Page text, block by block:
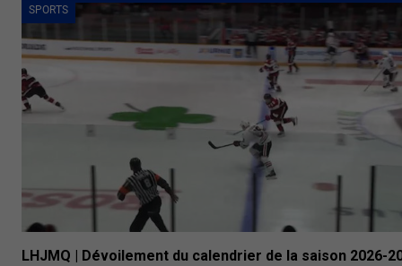
SPORTS
LHJMQ | Dévoilement du calendrier de la saison 2026-